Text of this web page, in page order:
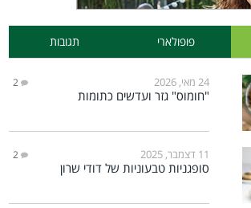
פופולארי תגובות
24 מאי, 2026 2
"חומוס" גזר ועדשים כתומות
11 דצמבר, 2025 2
סופגניות טבעוניות של דודי שרון